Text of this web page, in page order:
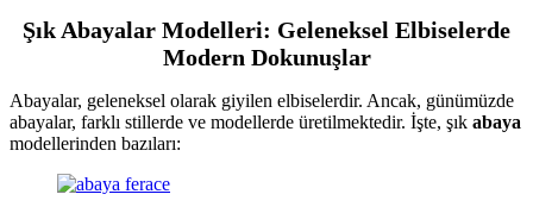
Şık Abayalar Modelleri: Geleneksel Elbiselerde
Modern Dokunuşlar
Abayalar, geleneksel olarak giyilen elbiselerdir. Ancak, günümüzde
abayalar, farklı stillerde ve modellerde üretilmektedir. İşte, şık abaya
modellerinden bazıları: